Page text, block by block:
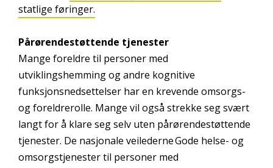
statlige føringer.
Pårørendestøttende tjenester
Mange foreldre til personer med
utviklingshemming og andre kognitive
funksjonsnedsettelser har en krevende omsorgs-
og foreldrerolle. Mange vil også strekke seg svært
langt for å klare seg selv uten pårørendestøttende
tjenester. De nasjonale veilederne Gode helse- og
omsorgstjenester til personer med